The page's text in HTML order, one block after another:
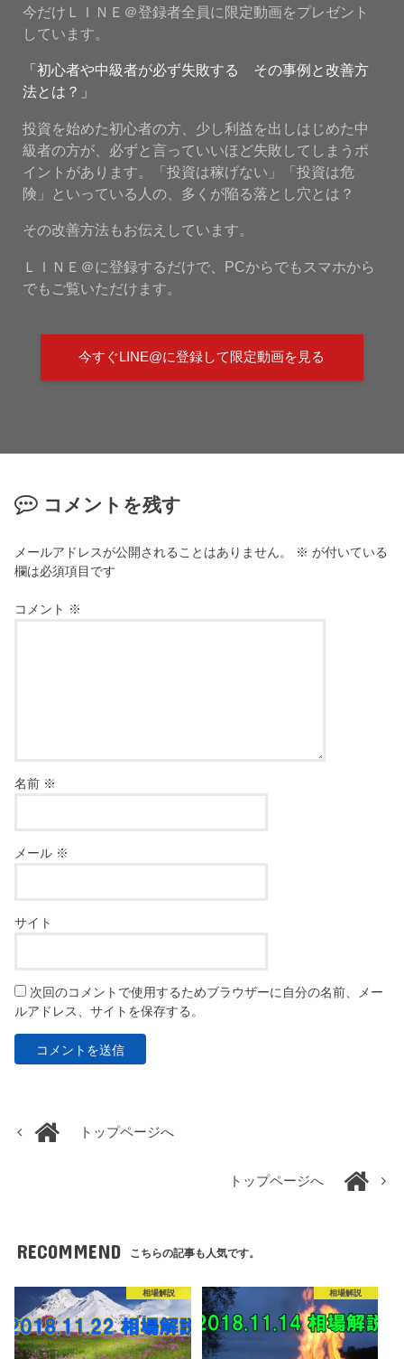
今だけＬＩＮＥ＠登録者全員に限定動画をプレゼント
しています。
「初心者や中級者が必ず失敗する その事例と改善方
法とは？」
投資を始めた初心者の方、少し利益を出しはじめた中
級者の方が、必ずと言っていいほど失敗してしまうポ
イントがあります。「投資は稼げない」「投資は危
険」といっている人の、多くが陥る落とし穴とは？
その改善方法もお伝えしています。
ＬＩＮＥ＠に登録するだけで、PCからでもスマホから
でもご覧いただけます。
今すぐLINE@に登録して限定動画を見る
コメントを残す
メールアドレスが公開されることはありません。 ※ が付いている
欄は必須項目です
コメント ※
名前 ※
メール ※
サイト
次回のコメントで使用するためブラウザーに自分の名前、メー
ルアドレス、サイトを保存する。
トップページへ
トップページへ
RECOMMEND こちらの記事も人気です。
相場解説 相場解説